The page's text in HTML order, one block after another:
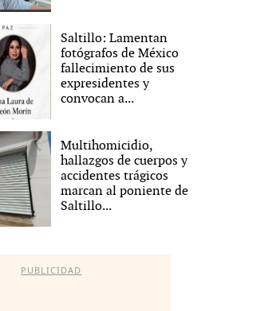
Saltillo: Lamentan
fotógrafos de México
fallecimiento de sus
expresidentes y
convocan a...
Multihomicidio,
hallazgos de cuerpos y
accidentes trágicos
marcan al poniente de
Saltillo...
PUBLICIDAD